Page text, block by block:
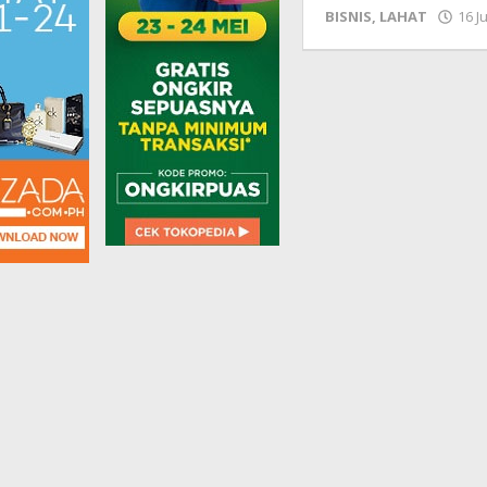
BISNIS, LAHAT 16